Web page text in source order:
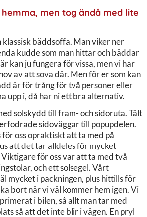
men tog ändå med lite
klassisk bäddsoffa. Man viker ner
kudde som man hittar och bäddar
kan ju fungera för vissa, men vi har
av att sova där. Men för er som kan
är för trång för två personer eller
upp i, då har ni ett bra alternativ.
solskydd till fram- och sidoruta. Tält
sidoväggar till popupdelen.
oss opraktiskt att ta med på
att det tar alldeles för mycket
för oss var att ta med två
och ett solsegel. Vårt
mycket i packningen, plus hittills för
bort när vi väl kommer hem igen. Vi
i bilen, så allt man tar med
så att det inte blir i vägen. En pryl